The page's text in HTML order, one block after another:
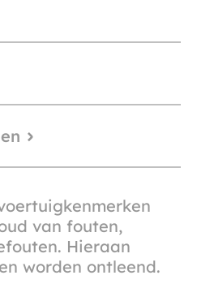
van fouten,
Hieraan
worden ontleend.